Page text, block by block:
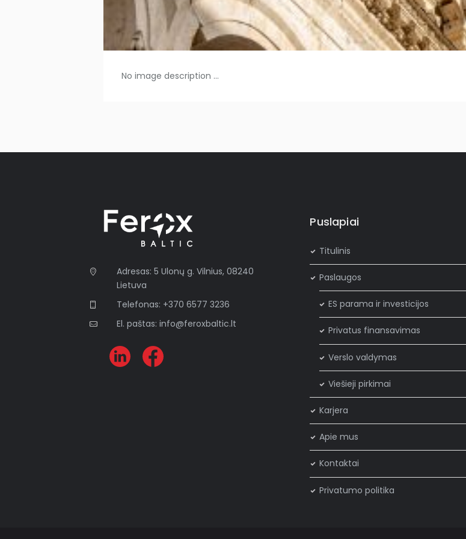
No image description ...
Adresas: 5 Ulonų g. Vilnius, 08240
Lietuva
Telefonas: +370 6577 3236
El. paštas: info@feroxbaltic.lt
Puslapiai
Titulinis
Paslaugos
ES parama ir investicijos
Privatus finansavimas
Verslo valdymas
Viešieji pirkimai
Karjera
Apie mus
Kontaktai
Privatumo politika